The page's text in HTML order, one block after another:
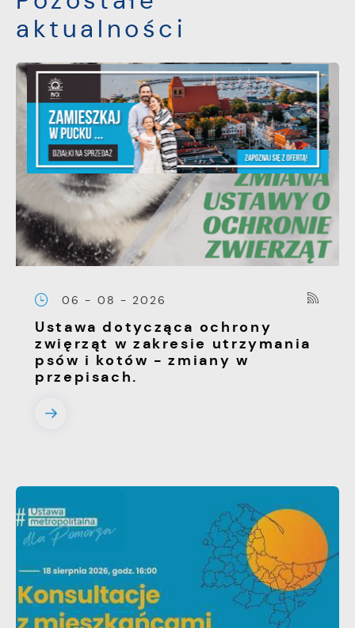
aktualności
06 - 08 - 2026
Ustawa dotycząca ochrony
zwięrząt w zakresie utrzymania
psów i kotów - zmiany w
przepisach.